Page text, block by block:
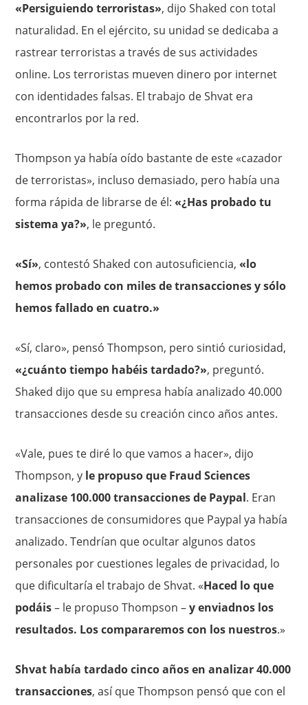
«Persiguiendo terroristas», dijo Shaked con total
naturalidad. En el ejército, su unidad se dedicaba a
rastrear terroristas a través de sus actividades
online. Los terroristas mueven dinero por internet
con identidades falsas. El trabajo de Shvat era
encontrarlos por la red.
Thompson ya había oído bastante de este «cazador
de terroristas», incluso demasiado, pero había una
forma rápida de librarse de él:«¿Has probado tu
sistema ya?», le preguntó.
«Sí», contestó Shaked con autosuficiencia,«lo
hemos probado con miles de transacciones y sólo
hemos fallado en cuatro.»
«Sí, claro», pensó Thompson, pero sintió curiosidad,
«¿cuánto tiempo habéis tardado?», preguntó.
Shaked dijo que su empresa había analizado 40.000
transacciones desde su creación cinco años antes.
«Vale, pues te diré lo que vamos a hacer», dijo
Thompson, y le propuso que Fraud Sciences
analizase 100.000 transacciones de Paypal. Eran
transacciones de consumidores que Paypal ya había
analizado. Tendrían que ocultar algunos datos
personales por cuestiones legales de privacidad, lo
que dificultaría el trabajo de Shvat. «Haced lo que
podáis– le propuso Thompson –y enviadnos los
resultados. Los compararemos con los nuestros.»
Shvat había tardado cinco años en analizar 40.000
transacciones, así que Thompson pensó que con el